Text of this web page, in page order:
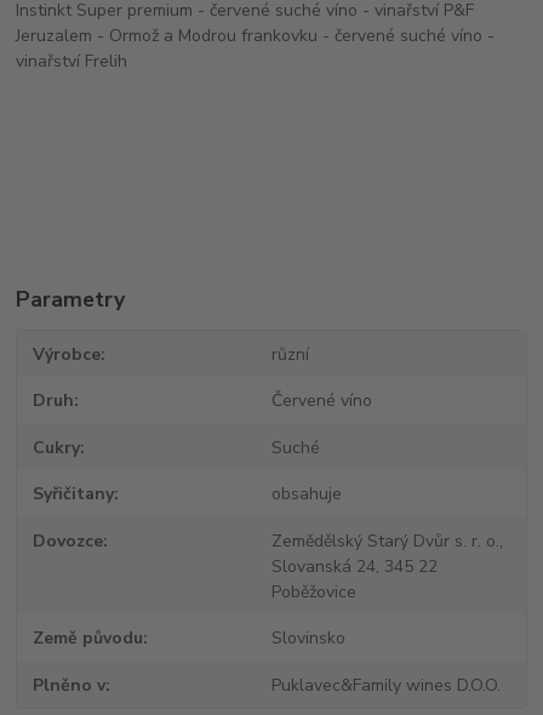
Instinkt Super premium - červené suché víno - vinařství P&F
Jeruzalem - Ormož a Modrou frankovku - červené suché víno -
vinařství Frelih
Parametry
Výrobce různí
Druh Červené víno
Cukry Suché
Syřičitany obsahuje
Dovozce
Zemědělský Starý Dvůr s. r. o.,
Slovanská 24, 345 22
Poběžovice
Země původu Slovinsko
Plněno v Puklavec&Family wines D.O.O.